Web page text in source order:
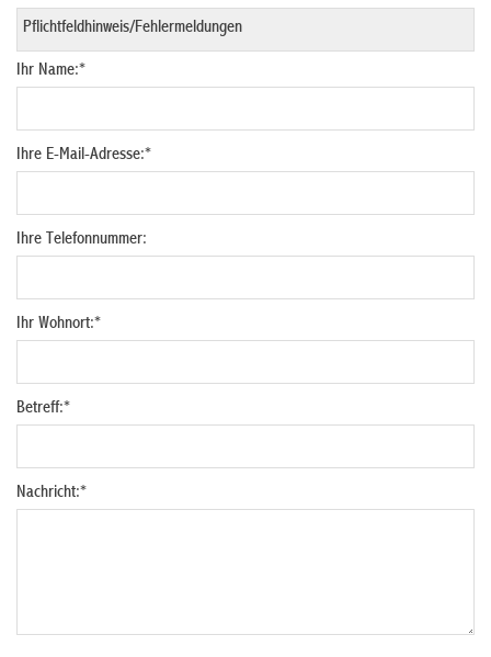
Ihr Name:*
Ihre E-Mail-Adresse:*
Ihre Telefonnummer:
Ihr Wohnort:*
Betreff:*
Nachricht:*